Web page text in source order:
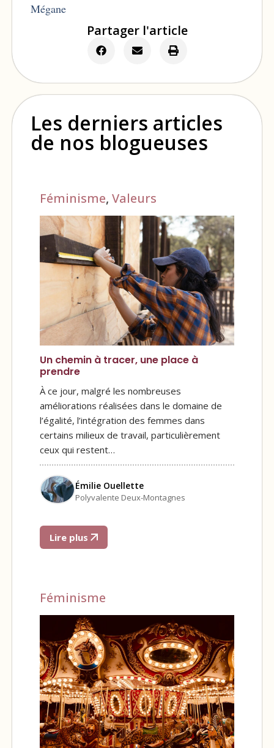
Mégane
Partager l'article
Les derniers articles
de nos blogueuses
Féminisme, Valeurs
Un chemin à tracer, une place à
prendre
À ce jour, malgré les nombreuses
améliorations réalisées dans le domaine de
l’égalité, l’intégration des femmes dans
certains milieux de travail, particulièrement
ceux qui restent…
Émilie Ouellette
Polyvalente Deux-Montagnes
Lire plus
Féminisme